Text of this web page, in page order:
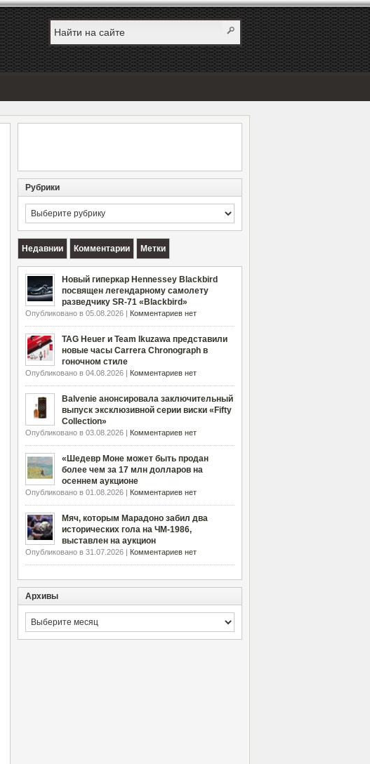
Рубрики
Рубрики
Недавнии Комментарии Метки
Новый гиперкар Hennessey Blackbird
посвящен легендарному самолету
разведчику SR-71 «Blackbird»
Опубликовано в 05.08.2026 | Комментариев нет
TAG Heuer и Team Ikuzawa представили
новые часы Carrera Chronograph в
гоночном стиле
Опубликовано в 04.08.2026 | Комментариев нет
Balvenie анонсировала заключительный
выпуск эксклюзивной серии виски «Fifty
Collection»
Опубликовано в 03.08.2026 | Комментариев нет
«Шедевр Моне может быть продан
более чем за 17 млн долларов на
осеннем аукционе
Опубликовано в 01.08.2026 | Комментариев нет
Мяч, которым Марадоно забил два
исторических гола на ЧМ-1986,
выставлен на аукцион
Опубликовано в 31.07.2026 | Комментариев нет
Архивы
Архивы